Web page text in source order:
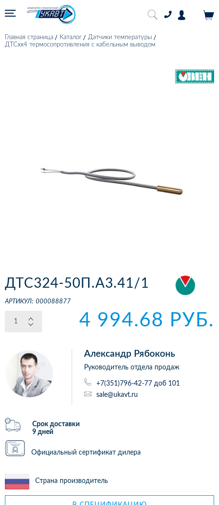
Главная страница Каталог
Датчики температуры
ДТСхх4 термосопротивления с кабельным выводом
ДТС324-50П.А3.41/1
АРТИКУЛ: 000088877
4 994.68 РУБ.
Александр Рябоконь
Руководитель отдела продаж
+7(351)796-42-77 доб 101
sale@ukavt.ru
Срок доставки
9 дней
Официальный сертификат дилера
Страна производитель